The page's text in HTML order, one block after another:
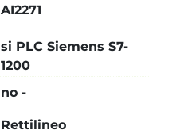
AI2271
si PLC Siemens S7-
1200
no -
Rettilineo